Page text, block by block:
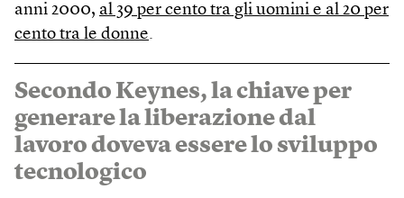
anni 2000, al 39 per cento tra gli uomini e al 20 per
cento tra le donne.
Secondo Keynes, la chiave per
generare la liberazione dal
lavoro doveva essere lo sviluppo
tecnologico